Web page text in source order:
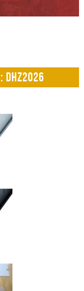
DHZ2026